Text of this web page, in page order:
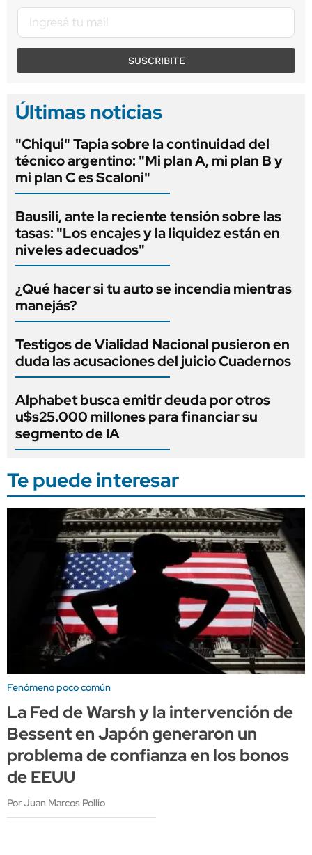
SUSCRIBITE
Últimas noticias
"Chiqui" Tapia sobre la continuidad del
técnico argentino: "Mi plan A, mi plan B y
mi plan C es Scaloni"
Bausili, ante la reciente tensión sobre las
tasas: "Los encajes y la liquidez están en
niveles adecuados"
¿Qué hacer si tu auto se incendia mientras
manejás?
Testigos de Vialidad Nacional pusieron en
duda las acusaciones del juicio Cuadernos
Alphabet busca emitir deuda por otros
u$s25.000 millones para financiar su
segmento de IA
Te puede interesar
Fenómeno poco común
La Fed de Warsh y la intervención de
Bessent en Japón generaron un
problema de confianza en los bonos
de EEUU
Por Juan Marcos Pollio